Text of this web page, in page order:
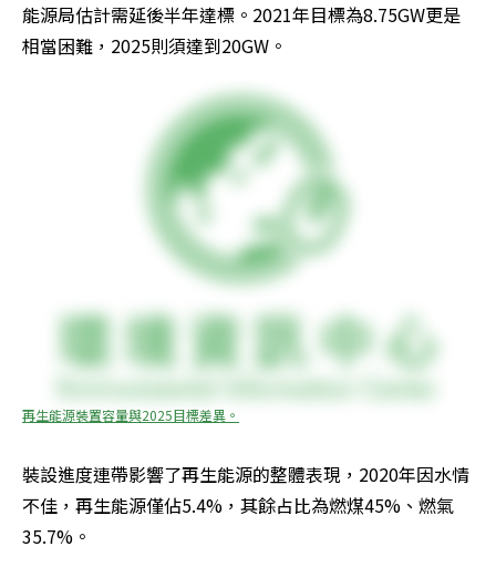
能源局估計需延後半年達標。2021年目標為8.75GW更是
相當困難，2025則須達到20GW。
再生能源裝置容量與2025目標差異。
裝設進度連帶影響了再生能源的整體表現，2020年因水情
不佳，再生能源僅佔5.4%，其餘占比為燃煤45%、燃氣
35.7%。